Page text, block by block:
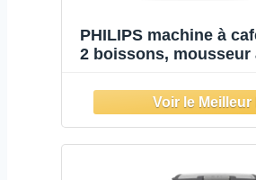
PHILIPS machine à
2 boissons, mousseur